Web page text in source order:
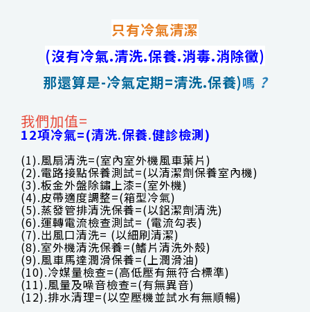
只有冷氣清潔
(沒有冷氣.清洗.保養.消毒.消除黴)
那還算是-冷氣定期=清洗.保養)嗎 ?
我們加值=
12項冷氣=(清洗.保養.健診檢測)
(1).風扇清洗=(室內室外機風車葉片)
(2).電路接點保養測試=(以清潔劑保養室內機)
(3).板金外盤除鏽上漆=(室外機)
(4).皮帶適度調整=(箱型冷氣)
(5).蒸發管排清洗保養=(以鋁潔劑清洗)
(6).運轉電流檢查測試= (電流勾表)
(7).出風口清洗= (以細刷清潔)
(8).室外機清洗保養=(鰭片清洗外殼)
(9).風車馬達潤滑保養=(上潤滑油)
(10).冷媒量檢查=(高低壓有無符合標準)
(11).風量及噪音檢查=(有無異音)
(12).排水清理=(以空壓機並試水有無順暢)